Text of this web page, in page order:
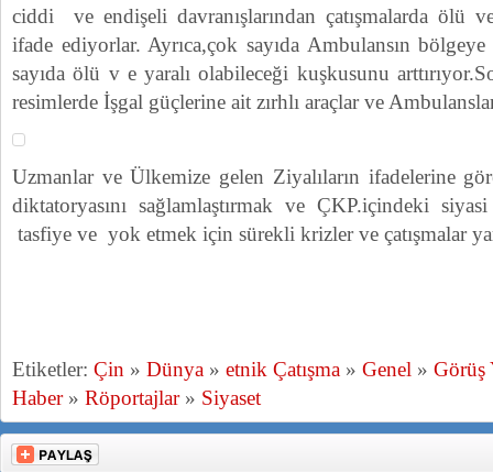
ciddi ve endişeli davranışlarından çatışmalarda ölü
ifade ediyorlar. Ayrıca,çok sayıda Ambulansın
sayıda ölü v e yaralı olabileceği kuşkusunu
resimlerde İşgal güçlerine ait zırhlı araçlar ve
Uzmanlar ve Ülkemize gelen Ziyalıların ifadelerine
diktatoryasını sağlamlaştırmak ve ÇKP.içindeki
tasfiye ve yok etmek için sürekli krizler ve çatışmalar
Etiketler: Çin » Dünya » etnik Çatışma » Genel » Görüş
Haber» Röportajlar» Siyaset